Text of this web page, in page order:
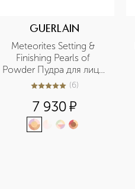
GUERLAIN
Meteorites Setting &
Finishing Pearls of
Powder Пудра для лица
в шариках
5из 56 (6)
7 930¤